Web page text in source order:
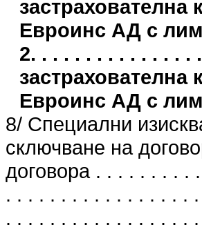
Евроинс АД с
2. . . . . . . . . . . . . .
Евроинс АД с
8/ Специални
сключване на
договора . . . . . . . . .
. . . . . . . . . . . . . . . . .
. . . . . . . . . . . . . . . . .